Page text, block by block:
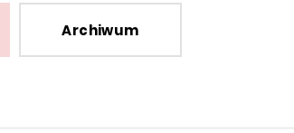
Archiwum